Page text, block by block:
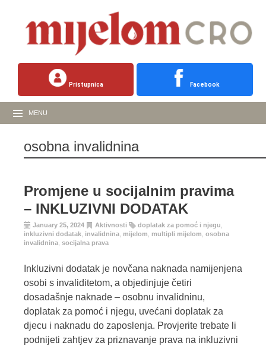
Pristupnica Facebook
MENU
osobna invalidnina
Promjene u socijalnim pravima
– INKLUZIVNI DODATAK
January 25, 2024 Aktivnosti doplatak za pomoć i njegu
inkluzivni dodatak invalidnina mijelom multipli mijelom osobna
invalidnina socijalna prava
Inkluzivni dodatak je novčana naknada namijenjena
osobi s invaliditetom, a objedinjuje četiri
dosadašnje naknade – osobnu invalidninu,
doplatak za pomoć i njegu, uvećani doplatak za
djecu i naknadu do zaposlenja. Provjerite trebate li
podnijeti zahtjev za priznavanje prava na inkluzivni